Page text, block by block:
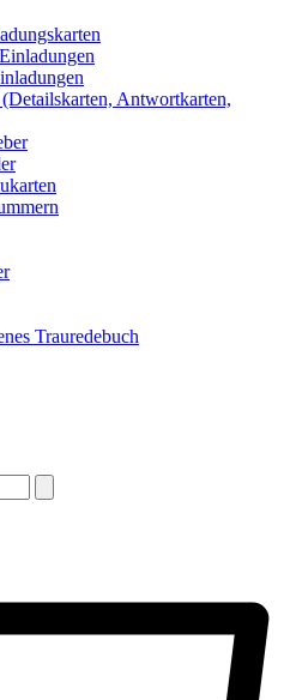
Antwortkarten,
Trauredebuch